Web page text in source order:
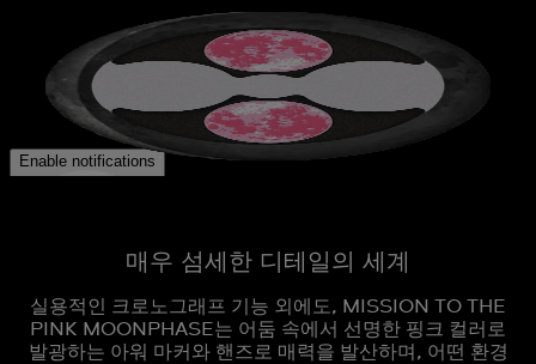
매우 섬세한 디테일의 세계
실용적인 크로노그래프 기능 외에도, MISSION TO THE
PINK MOONPHASE는 어둠 속에서 선명한 핑크 컬러로
발광하는 아워 마커와 핸즈로 매력을 발산하며, 어떤 환경